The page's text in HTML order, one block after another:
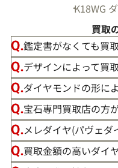
K18WG
買取
鑑定書がなくても買
デザインによって買
ダイヤモンドの形に
宝石専門買取店の方
メレダイヤ(パヴェダ
買取金額の高いダイ